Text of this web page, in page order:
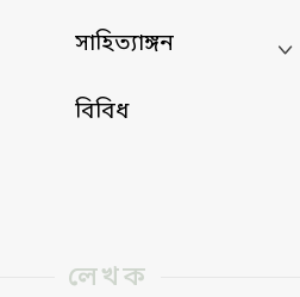
সাহিত্যাঙ্গন
বিবিধ
লেখক